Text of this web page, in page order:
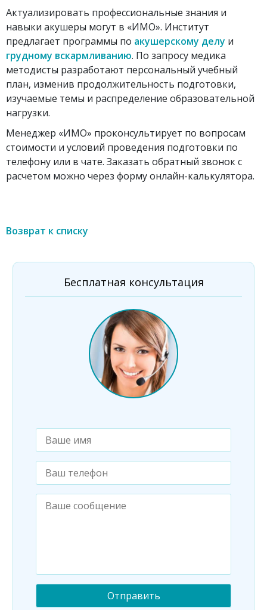
Актуализировать профессиональные знания и
навыки акушеры могут в «ИМО». Институт
предлагает программы по акушерскому делу и
грудному вскармливанию. По запросу медика
методисты разработают персональный учебный
план, изменив продолжительность подготовки,
изучаемые темы и распределение образовательной
нагрузки.
Менеджер «ИМО» проконсультирует по вопросам
стоимости и условий проведения подготовки по
телефону или в чате. Заказать обратный звонок с
расчетом можно через форму онлайн-калькулятора.
Возврат к списку
Бесплатная консультация